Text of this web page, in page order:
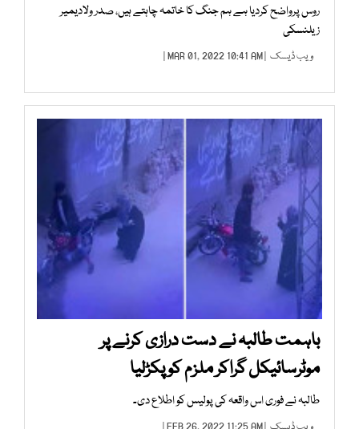
روس پرواضح کردیا ہے ہم جنگ کا خاتمہ چاہتے ہیں، صدر ولادیمیر
زیلنسکی
ویب ڈیسک | MAR 01, 2022 10:41 AM |
باہمت طالبہ نے دست درازی کرنے پر
موٹرسائیکل گراکر ملزم کو پکڑلیا
طالبہ نے فوری اس واقعہ کی پولیس کو اطلاع دی۔